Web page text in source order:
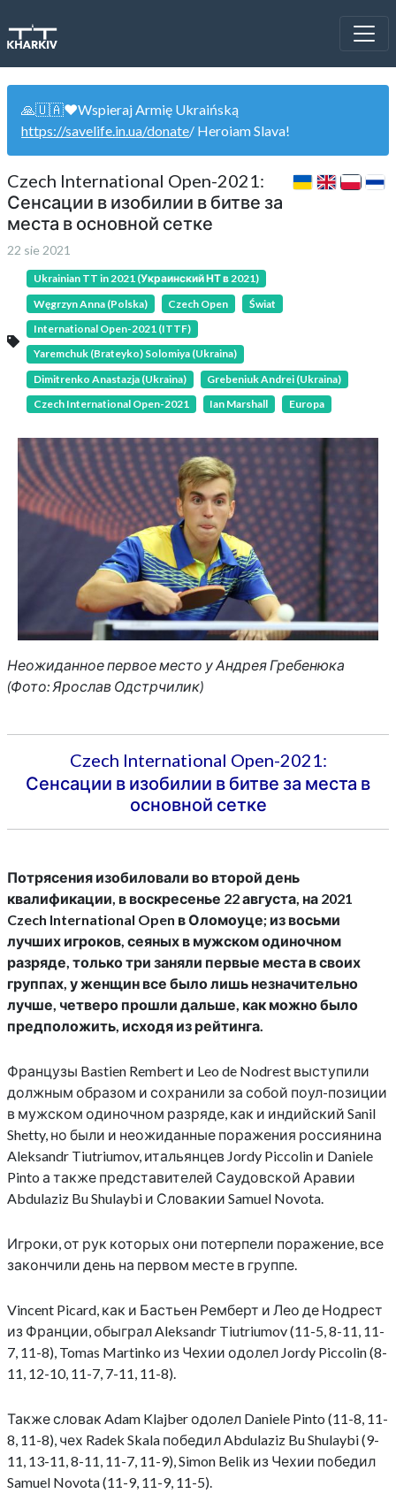
🙏🇺🇦❤️Wspieraj Armię Ukraińską
https://savelife.in.ua/donate/ Heroiam Slava!
Czech International Open-2021:
Сенсации в изобилии в битве за
места в основной сетке
22 sie 2021
Ukrainian TT in 2021 (Украинский НТ в 2021)
Węgrzyn Anna (Polska)
Czech Open
Świat
International Open-2021 (ITTF)
Yaremchuk (Brateyko) Solomiya (Ukraina)
Dimitrenko Anastazja (Ukraina)
Grebeniuk Andrei (Ukraina)
Czech International Open-2021
Ian Marshall Europa
Неожиданное первое место у Андрея Гребенюка
(Фото: Ярослав Одстрчилик)
Czech International Open-2021:
Сенсации в изобилии в битве за места в
основной сетке
Потрясения изобиловали во второй день
квалификации, в воскресенье 22 августа, на 2021
Czech International Open в Оломоуце; из восьми
лучших игроков, сеяных в мужском одиночном
разряде, только три заняли первые места в своих
группах, у женщин все было лишь незначительно
лучше, четверо прошли дальше, как можно было
предположить, исходя из рейтинга.
Французы Bastien Rembert и Leo de Nodrest выступили
должным образом и сохранили за собой поул-позиции
в мужском одиночном разряде, как и индийский Sanil
Shetty, но были и неожиданные поражения россиянина
Aleksandr Tiutriumov, итальянцев Jordy Piccolin и Daniele
Pinto а также представителей Саудовской Аравии
Abdulaziz Bu Shulaybi и Словакии Samuel Novota.
Игроки, от рук которых они потерпели поражение, все
закончили день на первом месте в группе.
Vincent Picard, как и Бастьен Ремберт и Лео де Нодрест
из Франции, обыграл Aleksandr Tiutriumov (11-5, 8-11, 11-
7, 11-8), Tomas Martinko из Чехии одолел Jordy Piccolin (8-
11, 12-10, 11-7, 7-11, 11-8).
Также словак Adam Klajber одолел Daniele Pinto (11-8, 11-
8, 11-8), чех Radek Skala победил Abdulaziz Bu Shulaybi (9-
11, 13-11, 8-11, 11-7, 11-9), Simon Belik из Чехии победил
Samuel Novota (11-9, 11-9, 11-5).